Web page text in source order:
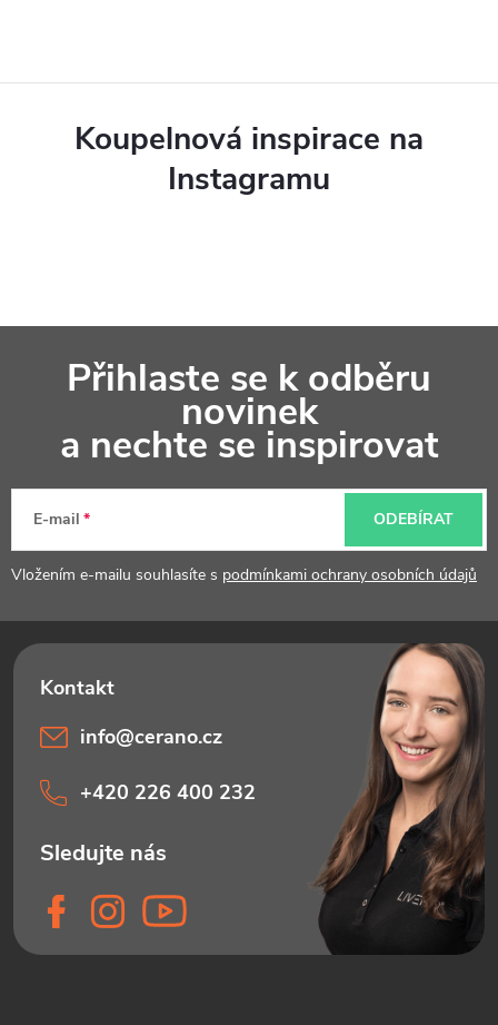
í
v
s
Koupelnová inspirace na
Instagramu
a
Přihlaste se k odběru
novinek
a nechte se inspirovat
E-mail
Vložením e-mailu souhlasíte s podmínkami ochrany osobních údajů
ODEBÍRAT
info@cerano.cz
+420 226 400 232